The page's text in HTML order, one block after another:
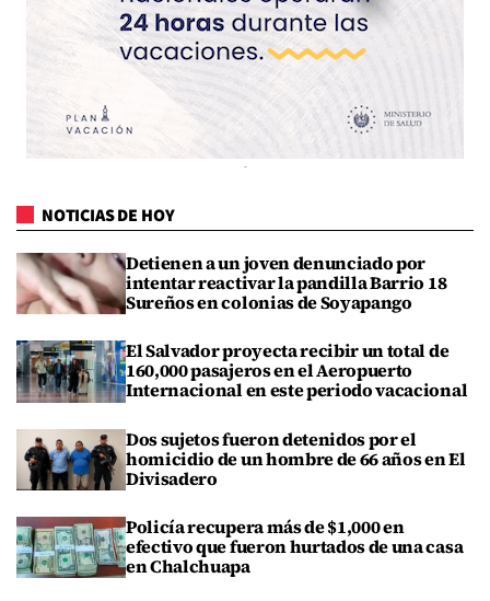
NOTICIAS DE HOY
Detienen a un joven denunciado por
intentar reactivar la pandilla Barrio 18
Sureños en colonias de Soyapango
El Salvador proyecta recibir un total de
160,000 pasajeros en el Aeropuerto
Internacional en este periodo vacacional
Dos sujetos fueron detenidos por el
homicidio de un hombre de 66 años en El
Divisadero
Policía recupera más de $1,000 en
efectivo que fueron hurtados de una casa
en Chalchuapa